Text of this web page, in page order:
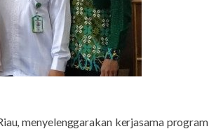
menyelenggarakan kerjasama program